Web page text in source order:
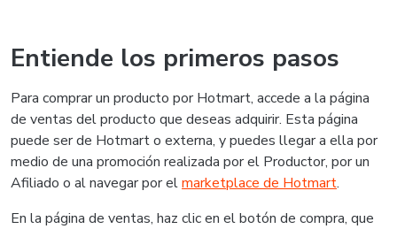
Entiende los primeros pasos
Para comprar un producto por Hotmart, accede a la página
de ventas del producto que deseas adquirir. Esta página
puede ser de Hotmart o externa, y puedes llegar a ella por
medio de una promoción realizada por el Productor, por un
Afiliado o al navegar por elmarketplace de Hotmart.
En la página de ventas, haz clic en el botón de compra, que